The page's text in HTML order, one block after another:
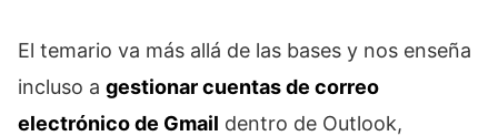
El temario va más allá de las bases y nos enseña
incluso a gestionar cuentas de correo
electrónico de Gmail dentro de Outlook,